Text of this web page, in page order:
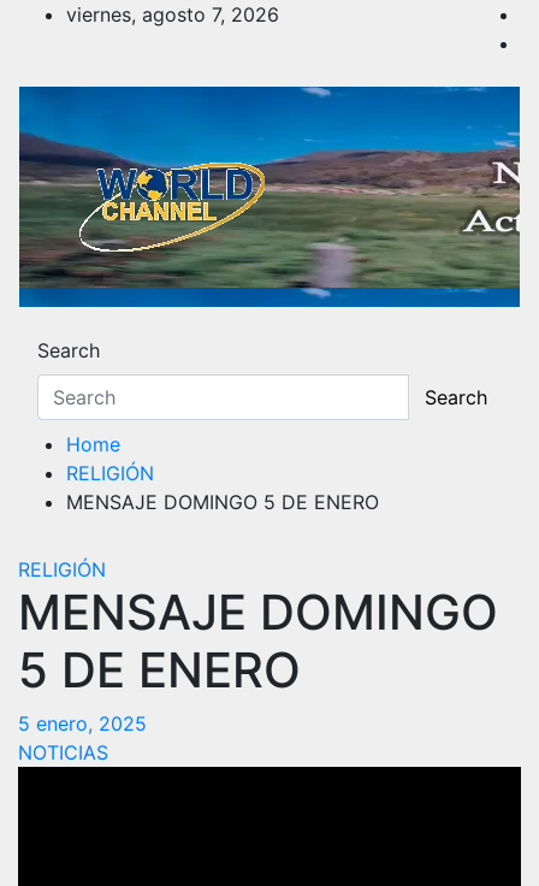
viernes, agosto 7, 2026
Noticias y Actualidad
Search
Search
Home
RELIGIÓN
MENSAJE DOMINGO 5 DE ENERO
RELIGIÓN
MENSAJE DOMINGO
5 DE ENERO
5 enero, 2025
NOTICIAS